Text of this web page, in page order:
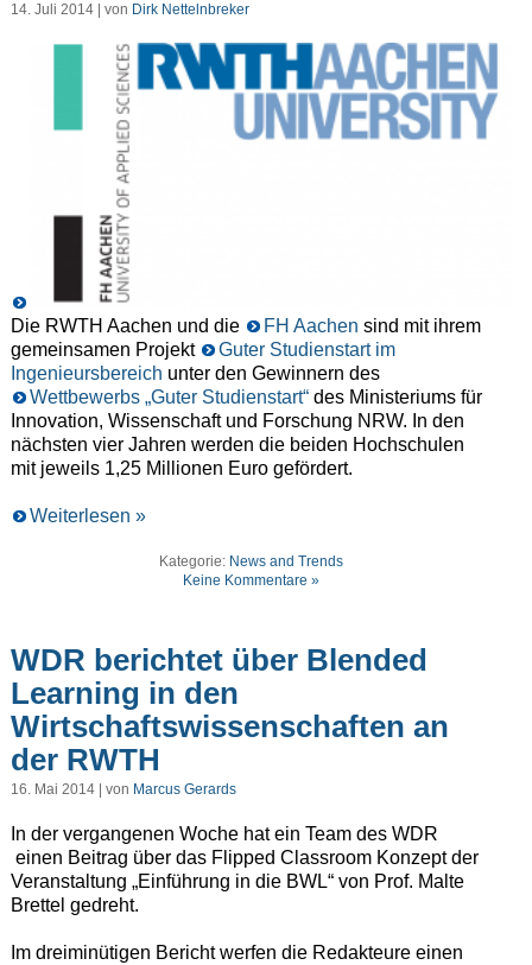
14. Juli 2014 | von Dirk Nettelnbreker
Die RWTH Aachen und die FH Aachen sind mit ihrem
gemeinsamen Projekt
Guter Studienstart im
Ingenieursbereich unter den Gewinnern des
Wettbewerbs „Guter Studienstart“des Ministeriums für
Innovation, Wissenschaft und Forschung NRW. In den
nächsten vier Jahren werden die beiden Hochschulen
mit jeweils 1,25 Millionen Euro gefördert.
Weiterlesen »
Kategorie: News and Trends
Keine Kommentare »
WDR berichtet über Blended
Learning in den
Wirtschaftswissenschaften an
der RWTH
16. Mai 2014 | von Marcus Gerards
In der vergangenen Woche hat ein Team des WDR
einen Beitrag über das Flipped Classroom Konzept der
Veranstaltung „Einführung in die BWL“ von Prof. Malte
Brettel gedreht.
Im dreiminütigen Bericht werfen die Redakteure einen